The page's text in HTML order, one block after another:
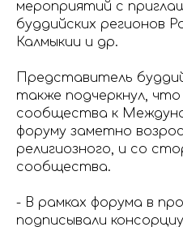
мероприятий с
буддийских регионов
Калмыкии и др.
Представитель
также подчеркнул,
сообщества к
форуму заметно
религиозного, и со
сообщества.
- В рамках форума в
подписывали